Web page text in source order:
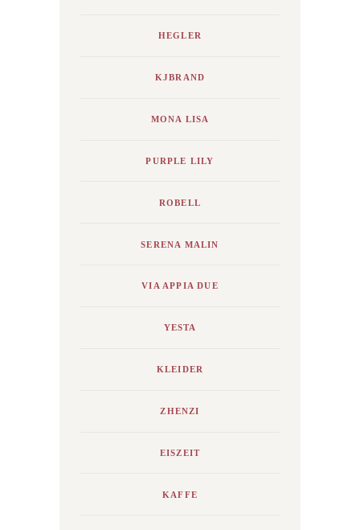
HEGLER
KJBRAND
MONA LISA
PURPLE LILY
ROBELL
SERENA MALIN
VIA APPIA DUE
YESTA
KLEIDER
ZHENZI
EISZEIT
KAFFE